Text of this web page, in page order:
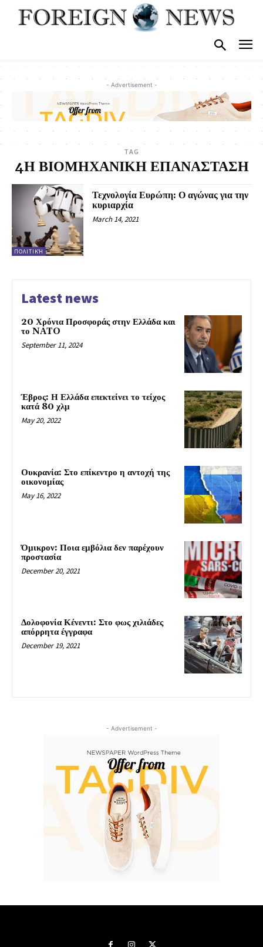
- Advertisement -
TAG
4Η ΒΙΟΜΗΧΑΝΙΚΗ ΕΠΑΝΑΣΤΑΣΗ
ΠΟΛΙΤΙΚΉ
Τεχνολογία Ευρώπη: Ο αγώνας για την
κυριαρχία
March 14, 2021
Latest news
20 Χρόνια Προσφοράς στην Ελλάδα και
το NATO
September 11, 2024
Έβρος: Η Ελλάδα επεκτείνει το τείχος
κατά 80 χλμ
May 20, 2022
Ουκρανία: Στο επίκεντρο η αντοχή της
οικονομίας
May 16, 2022
Όμικρον: Ποια εμβόλια δεν παρέχουν
προστασία
December 20, 2021
Δολοφονία Κένεντι: Στο φως χιλιάδες
απόρρητα έγγραφα
December 19, 2021
- Advertisement -